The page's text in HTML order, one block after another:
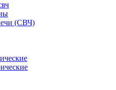
(СВЧ)